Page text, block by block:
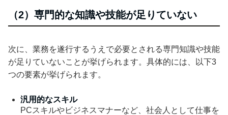
（2）専門的な知識や技能が足りていない
次に、業務を遂行するうえで必要とされる専門知識や技能
が足りていないことが挙げられます。具体的には、以下3
つの要素が挙げられます。
汎用的なスキル
PCスキルやビジネスマナーなど、社会人として仕事を